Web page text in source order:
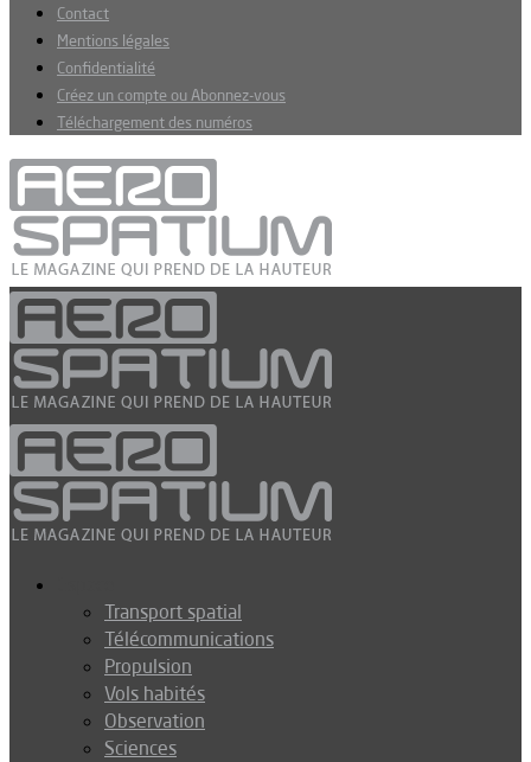
Contact
Mentions légales
Confidentialité
Créez un compte ou Abonnez-vous
Téléchargement des numéros
Transport spatial
Télécommunications
Propulsion
Vols habités
Observation
Sciences